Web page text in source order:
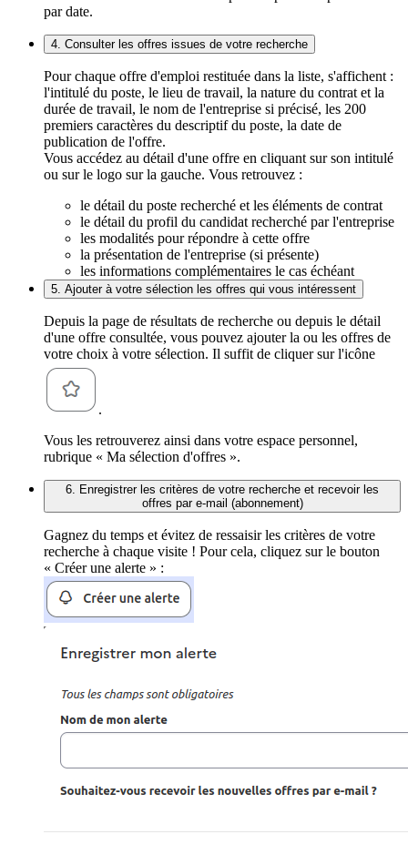
par date.
4. Consulter les offres issues de votre recherche
Pour chaque offre d'emploi restituée dans la liste, s'affichent :
l'intitulé du poste, le lieu de travail, la nature du contrat et la
durée de travail, le nom de l'entreprise si précisé, les 200
premiers caractères du descriptif du poste, la date de
publication de l'offre.
Vous accédez au détail d'une offre en cliquant sur son intitulé
ou sur le logo sur la gauche. Vous retrouvez :
le détail du poste recherché et les éléments de contrat
le détail du profil du candidat recherché par l'entreprise
les modalités pour répondre à cette offre
la présentation de l'entreprise (si présente)
les informations complémentaires le cas échéant
5. Ajouter à votre sélection les offres qui vous intéressent
Depuis la page de résultats de recherche ou depuis le détail
d'une offre consultée, vous pouvez ajouter la ou les offres de
votre choix à votre sélection. Il suffit de cliquer sur l'icône
.
Vous les retrouverez ainsi dans votre espace personnel,
rubrique « Ma sélection d'offres ».
6. Enregistrer les critères de votre recherche et recevoir les
offres par e-mail (abonnement)
Gagnez du temps et évitez de ressaisir les critères de votre
recherche à chaque visite ! Pour cela, cliquez sur le bouton
« Créer une alerte » :